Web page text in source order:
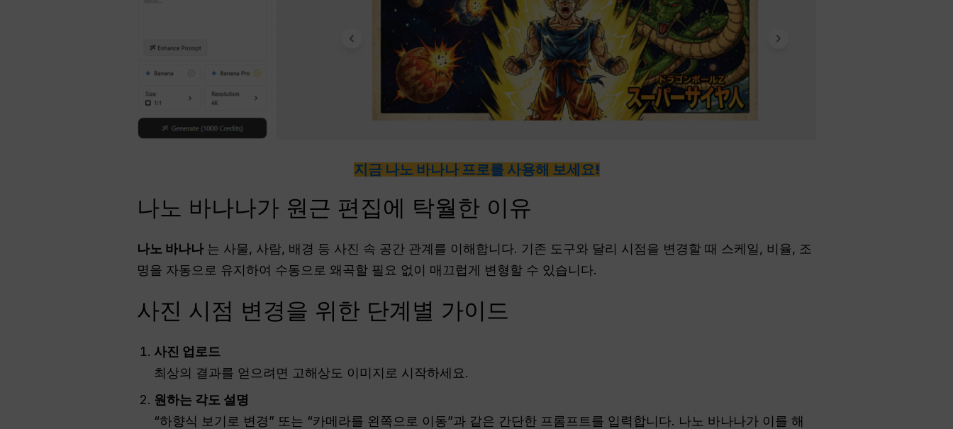
지금 나노 바나나 프로를 사용해 보세요!
나노 바나나가 원근 편집에 탁월한 이유
나노 바나나 는 사물, 사람, 배경 등 사진 속 공간 관계를 이해합니다. 기존 도구와 달리 시점을 변경할 때 스케일, 비율, 조
명을 자동으로 유지하여 수동으로 왜곡할 필요 없이 매끄럽게 변형할 수 있습니다.
사진 시점 변경을 위한 단계별 가이드
사진 업로드
최상의 결과를 얻으려면 고해상도 이미지로 시작하세요.
원하는 각도 설명
“하향식 보기로 변경” 또는 “카메라를 왼쪽으로 이동”과 같은 간단한 프롬프트를 입력합니다. 나노 바나나가 이를 해